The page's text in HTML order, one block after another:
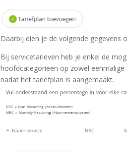
Daarbij dien je de volgende gegevens
Bij servicetarieven heb je enkel de
hoofdcategorieën op zowel
nadat het tariefplan is aangemaakt.